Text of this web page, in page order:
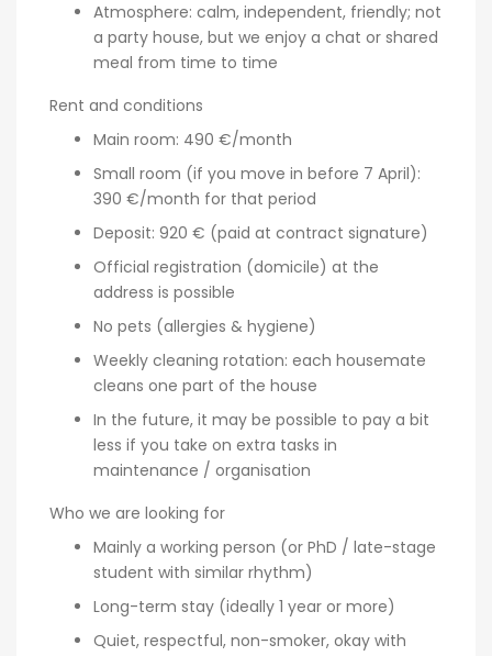
Atmosphere: calm, independent, friendly; not
a party house, but we enjoy a chat or shared
meal from time to time
Rent and conditions
Main room: 490 €/month
Small room (if you move in before 7 April):
390 €/month for that period
Deposit: 920 € (paid at contract signature)
Official registration (domicile) at the
address is possible
No pets (allergies & hygiene)
Weekly cleaning rotation: each housemate
cleans one part of the house
In the future, it may be possible to pay a bit
less if you take on extra tasks in
maintenance / organisation
Who we are looking for
Mainly a working person (or PhD / late-stage
student with similar rhythm)
Long-term stay (ideally 1 year or more)
Quiet, respectful, non-smoker, okay with